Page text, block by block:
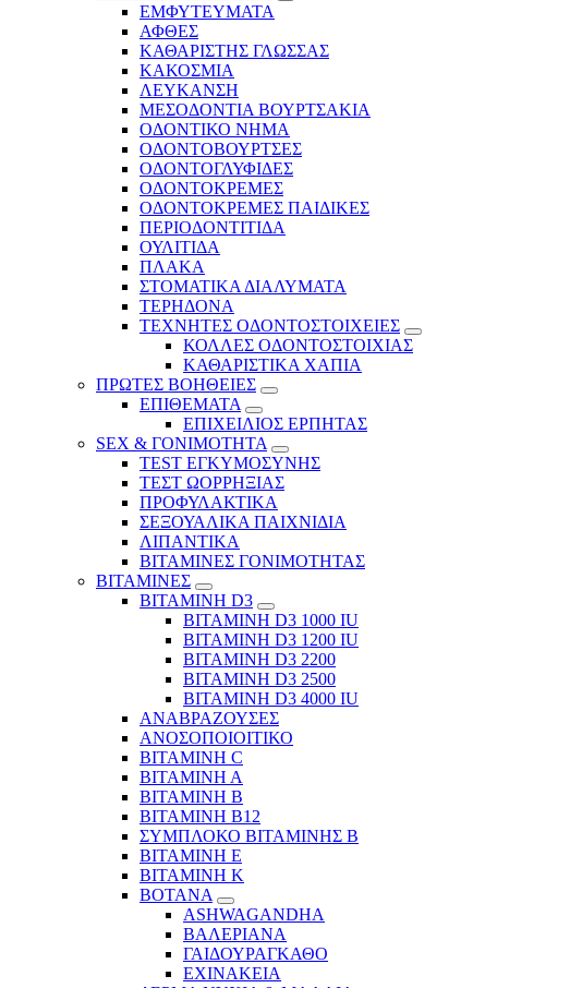
ΕΜΦΥΤΕΥΜΑΤΑ
ΑΦΘΕΣ
ΚΑΘΑΡΙΣΤΗΣ ΓΛΩΣΣΑΣ
ΚΑΚΟΣΜΙΑ
ΛΕΥΚΑΝΣΗ
ΜΕΣΟΔΟΝΤΙΑ ΒΟΥΡΤΣΑΚΙΑ
ΟΔΟΝΤΙΚΟ ΝΗΜΑ
ΟΔΟΝΤΟΒΟΥΡΤΣΕΣ
ΟΔΟΝΤΟΓΛΥΦΙΔΕΣ
ΟΔΟΝΤΟΚΡΕΜΕΣ
ΟΔΟΝΤΟΚΡΕΜΕΣ ΠΑΙΔΙΚΕΣ
ΠΕΡΙΟΔΟΝΤΙΤΙΔΑ
ΟΥΛΙΤΙΔΑ
ΠΛΑΚΑ
ΣΤΟΜΑΤΙΚΑ ΔΙΑΛΥΜΑΤΑ
ΤΕΡΗΔΟΝΑ
ΤΕΧΝΗΤΕΣ ΟΔΟΝΤΟΣΤΟΙΧΕΙΕΣ
ΚΟΛΛΕΣ ΟΔΟΝΤΟΣΤΟΙΧΙΑΣ
ΚΑΘΑΡΙΣΤΙΚΑ ΧΑΠΙΑ
ΠΡΩΤΕΣ ΒΟΗΘΕΙΕΣ
ΕΠΙΘΕΜΑΤΑ
ΕΠΙΧΕΙΛΙΟΣ ΕΡΠΗΤΑΣ
SEX & ΓΟΝΙΜΟΤΗΤΑ
TEST ΕΓΚΥΜΟΣΥΝΗΣ
ΤΕΣΤ ΩΟΡΡΗΞΙΑΣ
ΠΡΟΦΥΛΑΚΤΙΚΑ
ΣΕΞΟΥΑΛΙΚΑ ΠΑΙΧΝΙΔΙΑ
ΛΙΠΑΝΤΙΚΑ
ΒΙΤΑΜΙΝΕΣ ΓΟΝΙΜΟΤΗΤΑΣ
ΒΙΤΑΜΙΝΕΣ
ΒΙΤΑΜΙΝΗ D3
ΒΙΤΑΜΙΝΗ D3 1000 IU
ΒΙΤΑΜΙΝΗ D3 1200 IU
ΒΙΤΑΜΙΝΗ D3 2200
ΒΙΤΑΜΙΝΗ D3 2500
BITAMINH D3 4000 IU
ΑΝΑΒΡΑΖΟΥΣΕΣ
ΑΝΟΣΟΠΟΙΟΙΤΙΚΟ
ΒΙΤΑΜΙΝΗ C
ΒΙΤΑΜΙΝΗ Α
ΒΙΤΑΜΙΝΗ Β
ΒΙΤΑΜΙΝΗ Β12
ΣΥΜΠΛΟΚΟ ΒΙΤΑΜΙΝΗΣ Β
ΒΙΤΑΜΙΝΗ Ε
ΒΙΤΑΜΙΝΗ Κ
ΒΟΤΑΝΑ
ASHWAGANDHA
ΒΑΛΕΡΙΑΝΑ
ΓΑΙΔΟΥΡΑΓΚΑΘΟ
ΕΧΙΝΑΚΕΙΑ